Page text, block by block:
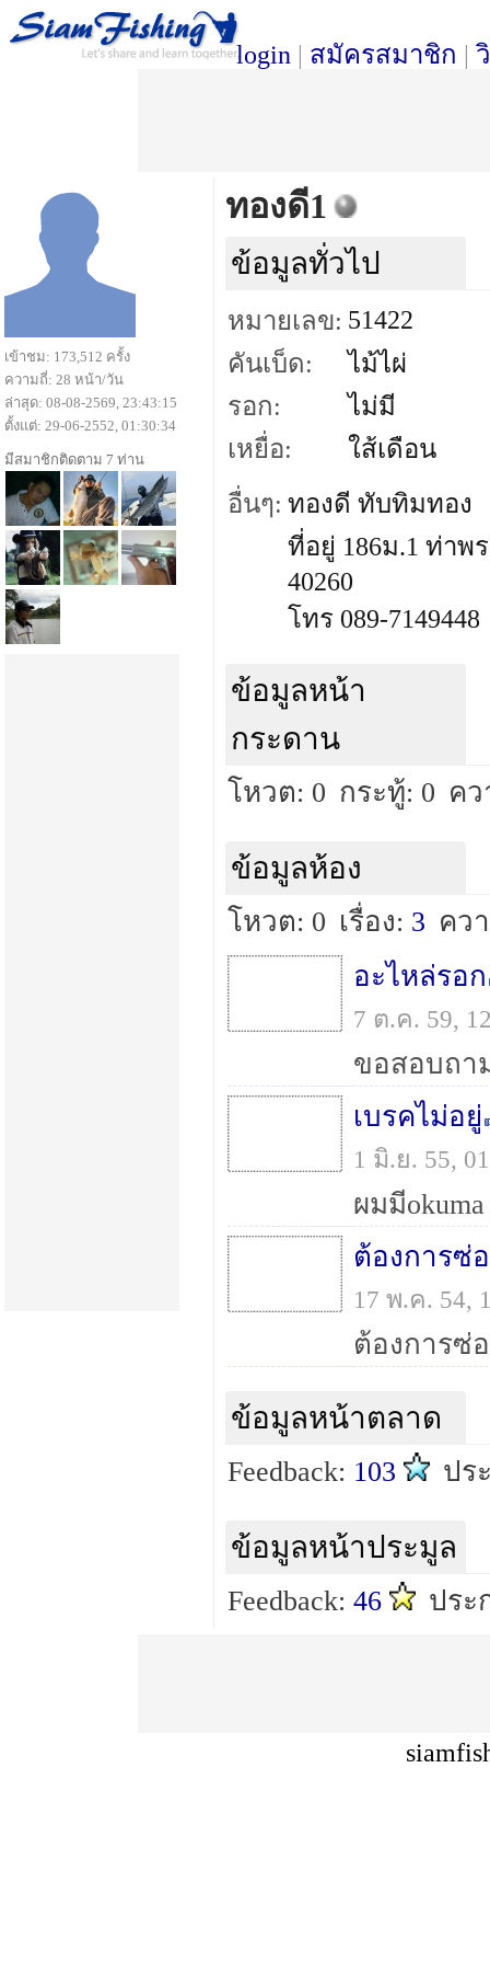
login | สมัครสมาชิก |
ทองดี1
ข้อมูลทั่วไป
หมายเลข: 51422
คันเบ็ด:
ไม้ไผ่
รอก:
ไม่มี
เหยื่อ:
ใส้เดือน
อื่นๆ: ทองดี ทับทิมทอง
ที่อยู่ 186ม.1 ท่าพ
40260
โทร 089-7149448
ข้อมูลหน้า
กระดาน
โหวต: 0 กระทู้: 0 ค
ข้อมูลห้อง
โหวต: 0 เรื่อง: 3 คว
อะไหล่รอก
7 ต.ค. 59,
เบรคไม่อยู่
1 มิ.ย. 55,
ต้องการซ่
17 พ.ค. 54,
ข้อมูลหน้าตลาด
Feedback: 103 ปร
ข้อมูลหน้าประมูล
Feedback: 46 ประ
เข้าชม: 173,512 ครั้ง
ความถี่: 28 หน้า/วัน
ล่าสุด: 08-08-2569, 23:43:15
ตั้งแต่: 29-06-2552, 01:30:34
มีสมาชิกติดตาม 7 ท่าน